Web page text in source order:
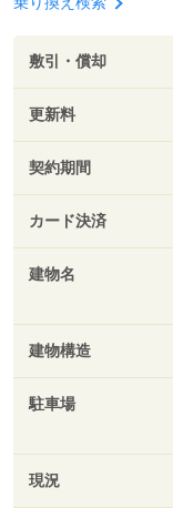
敷引・償却
更新料
契約期間
カード決済
建物名
建物構造
駐車場
現況